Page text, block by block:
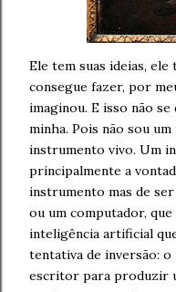
Ele tem suas ideias,
consegue fazer, por
imaginou. E isso não se
minha. Pois não sou
instrumento vivo. Um
principalmente a
instrumento mas de
ou um computador,
inteligência artificial
tentativa de inversão:
escritor para produzir